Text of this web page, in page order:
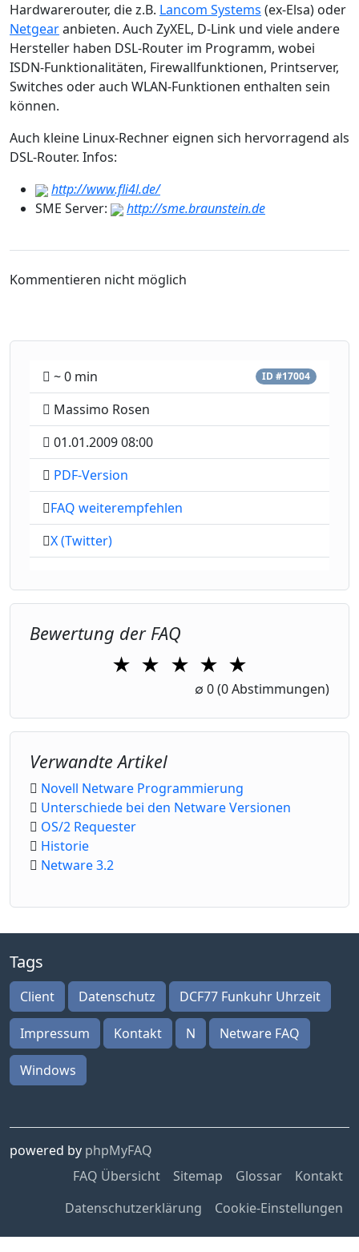
Hardwarerouter, die z.B. Lancom Systems (ex-Elsa) oder
Netgearanbieten. Auch ZyXEL, D-Link und viele andere
Hersteller haben DSL-Router im Programm, wobei
ISDN-Funktionalitäten, Firewallfunktionen, Printserver,
Switches oder auch WLAN-Funktionen enthalten sein
können.
Auch kleine Linux-Rechner eignen sich hervorragend als
DSL-Router. Infos:
http://www.fli4l.de/
SME Server:
http://sme.braunstein.de
Kommentieren nicht möglich
~ 0 min ID #17004
Massimo Rosen
01.01.2009 08:00
PDF-Version
FAQ weiterempfehlen
X (Twitter)
Bewertung der FAQ
★ ★
2 Stars
★
3 Stars
★
4 Stars
★
5 Stars
∅ 0(0 Abstimmungen)
Verwandte Artikel
Novell Netware Programmierung
Unterschiede bei den Netware Versionen
OS/2 Requester
Historie
Netware 3.2
Tags
Client Datenschutz DCF77 Funkuhr Uhrzeit
Impressum Kontakt N Netware FAQ
Windows
powered by phpMyFAQ
FAQ Übersicht
Sitemap Glossar
Kontakt
Datenschutzerklärung
Cookie-Einstellungen